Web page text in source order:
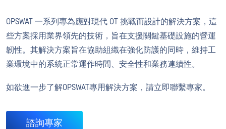
OPSWAT 一系列專為應對現代 OT 挑戰而設計的解決方案，這
些方案採用業界領先的技術，旨在支援關鍵基礎設施的營運
韌性。其解決方案旨在協助組織在強化防護的同時，維持工
業環境中的系統正常運作時間、安全性和業務連續性。
如欲進一步了解OPSWAT專用解決方案，請立即聯繫專家。
諮詢專家